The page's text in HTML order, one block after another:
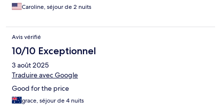
Caroline, séjour de 2 nuits
Avis vérifié
10/10 Exceptionnel
3 août 2025
Traduire avec Google
Good for the price
grace, séjour de 4 nuits